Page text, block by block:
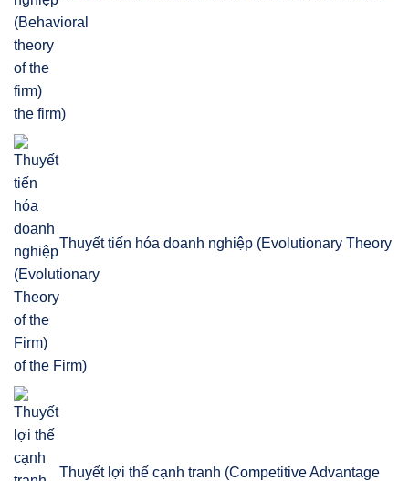
the firm)
Thuyết tiến hóa doanh nghiệp (Evolutionary Theory
of the Firm)
Thuyết lợi thế cạnh tranh (Competitive Advantage